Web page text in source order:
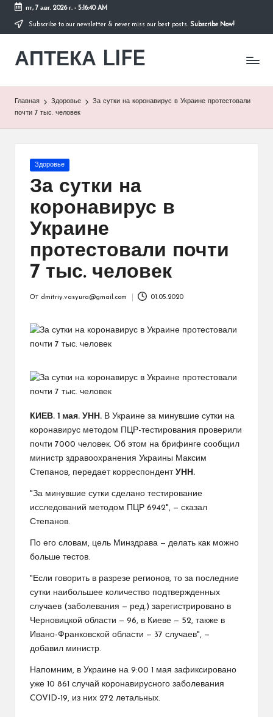
Перейти
содержимому
пт, 7 авг. 2026 г.- 5:16:40 AM
Subscribe to our newsletter & never miss our best posts. Subscribe Now!
АПТЕКА LIFE
сайт
здоровом
Главная Здоровье
За сутки на коронавирус в Украине протестовали
почти 7 тыс. человек
Опубликовано
Здоровье
За сутки на
коронавирус в
Украине
протестовали почти
7 тыс. человек
От dmitriy.vasyura@gmail.com 01.05.2020
КИЕВ. 1 мая. УНН. В Украине за минувшие сутки на
коронавирус методом ПЦР-тестирования проверили
почти 7000 человек. Об этом на брифинге сообщил
министр здравоохранения Украины Максим
Степанов, передает корреспондентУНН.
"За минувшие сутки сделано тестирование
исследований методом ПЦР 6942", — сказал
Степанов.
По его словам, цель Минздрава — делать как можно
больше тестов.
"Если говорить в разрезе регионов, то за последние
сутки наибольшее количество подтвержденных
случаев (заболевания — ред.) зарегистрировано в
Черновицкой области — 96, в Киеве — 52, также в
Ивано-Франковской области — 37 случаев", —
добавил министр.
Напомним, в Украине на 9:00 1 мая зафиксировано
уже 10 861 случай коронавирусного заболевания
COVID-19, из них 272 летальных.